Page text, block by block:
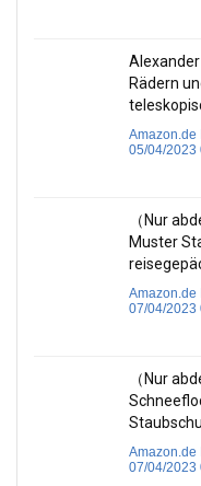
Rädern
Amazon.de
05/04/2023
（Nur
Muster
Amazon.de
07/04/2023
（Nur
Amazon.de
07/04/2023